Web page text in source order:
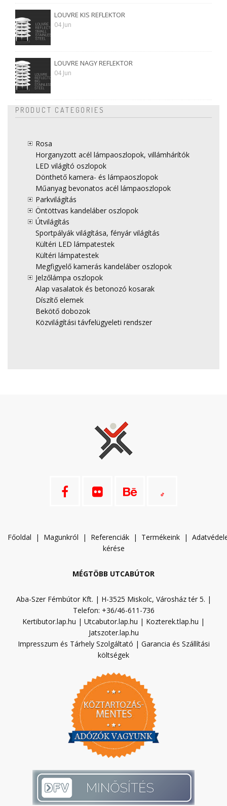
LOUVRE KIS REFLEKTOR
04 Jun
LOUVRE NAGY REFLEKTOR
04 Jun
PRODUCT CATEGORIES
Rosa
Horganyzott acél lámpaoszlopok, villámhárítók
LED világító oszlopok
Dönthető kamera- és lámpaoszlopok
Műanyag bevonatos acél lámpaoszlopok
Parkvilágítás
Öntöttvas kandeláber oszlopok
Útvilágítás
Sportpályák világítása, fényár világítás
Kültéri LED lámpatestek
Kültéri lámpatestek
Megfigyelő kamerás kandeláber oszlopok
Jelzőlámpa oszlopok
Alap vasalatok és betonozó kosarak
Díszítő elemek
Bekötő dobozok
Közvilágítási távfelügyeleti rendszer
Főoldal | Magunkról | Referenciák | Termékeink | A
kérése
MÉGTÖBB UTCABÚTOR
Aba-Szer Fémbútor Kft. | H-3525 Miskolc, Városház tér 5. |
Telefon: +36/46-611-736
Kertibutor.lap.hu | Utcabutor.lap.hu | Kozterek.tlap.hu |
Jatszoter.lap.hu
Impresszum és Tárhely Szolgáltató | Garancia és Szállítási
költségek